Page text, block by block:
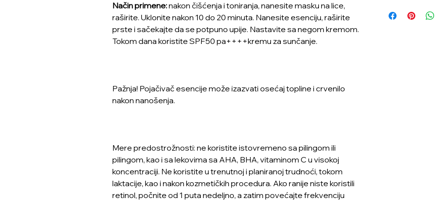
Način primene:nakon čišćenja i toniranja, nanesite masku na lice,
raširite. Uklonite nakon 10 do 20 minuta. Nanesite esenciju, raširite
prste i sačekajte da se potpuno upije. Nastavite sa negom kremom.
Tokom dana koristite SPF50 pa++++kremu za sunčanje.
Pažnja! Pojačivač esencije može izazvati osećaj topline i crvenilo
nakon nanošenja.
Mere predostrožnosti: ne koristite istovremeno sa pilingom ili
pilingom, kao i sa lekovima sa AHA, BHA, vitaminom C u visokoj
koncentraciji. Ne koristite u trenutnoj i planiranoj trudnoći, tokom
laktacije, kao i nakon kozmetičkih procedura. Ako ranije niste koristili
retinol, počnite od 1 puta nedeljno, a zatim povećajte frekvenciju